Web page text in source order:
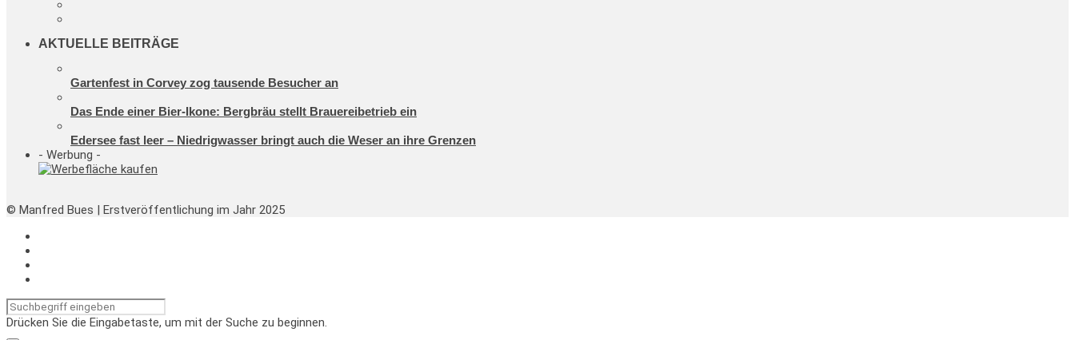
AKTUELLE BEITRÄGE
Gartenfest in Corvey zog tausende Besucher an
Das Ende einer Bier-Ikone: Bergbräu stellt Brauereibetrieb ein
Edersee fast leer – Niedrigwasser bringt auch die Weser an ihre Grenzen
- Werbung -
© Manfred Bues | Erstveröffentlichung im Jahr 2025
Drücken Sie die Eingabetaste, um mit der Suche zu beginnen.